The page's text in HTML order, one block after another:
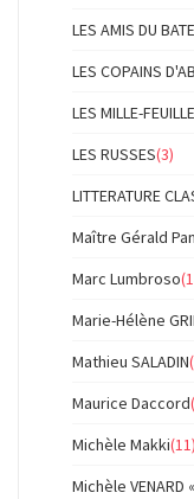
LES AMIS DU
LES COPAINS
LES MILLE-
LES RUSSES(3)
LITTERATURE
Maître Gérald
Marc Lumbroso
Marie-Hélène
Mathieu SALADIN
Maurice Daccord
Michèle Makki(11)
Michèle VENARD